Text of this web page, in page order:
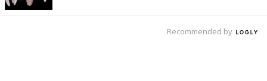
Recommended by